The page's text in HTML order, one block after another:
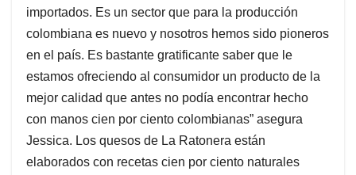
importados. Es un sector que para la producción
colombiana es nuevo y nosotros hemos sido pioneros
en el país. Es bastante gratificante saber que le
estamos ofreciendo al consumidor un producto de la
mejor calidad que antes no podía encontrar hecho
con manos cien por ciento colombianas” asegura
Jessica. Los quesos de La Ratonera están
elaborados con recetas cien por ciento naturales